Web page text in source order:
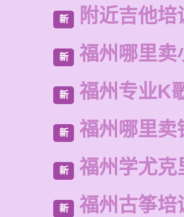
新 附近吉他培
新 福州哪里卖
新 福州专业K
新 福州哪里卖
新 福州学尤克
新 福州古筝培